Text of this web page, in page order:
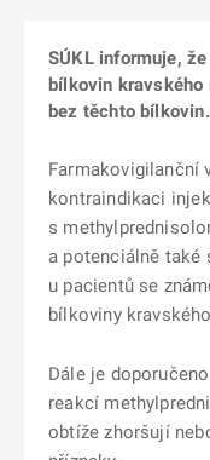
SÚKL informuje,
bílkovin kravského
bez těchto bílkovin.
Farmakovigilanční
kontraindikaci
s
a potenciálně také
u pacientů se
bílkoviny
Dále je
reakcí
obtíže zhoršují